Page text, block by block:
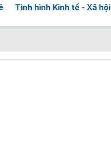
Tình hình Kinh tế - Xã hội